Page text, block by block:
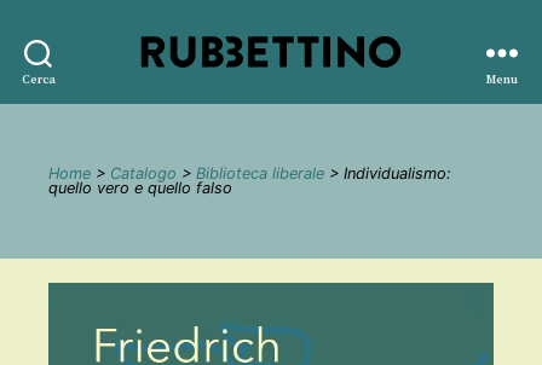
Cerca
editore
Menu
Home > Catalogo > Biblioteca liberale > Individualismo:
quello vero e quello falso